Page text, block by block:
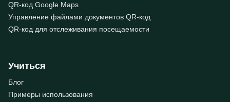
QR-код Google Maps
Управление файлами документов QR-код
QR-код для отслеживания посещаемости
Учиться
Блог
Примеры использования